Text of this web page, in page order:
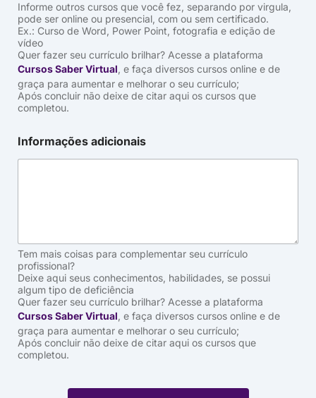
Informe outros cursos que você fez, separando por virgula,
pode ser online ou presencial, com ou sem certificado.
Ex.: Curso de Word, Power Point, fotografia e edição de
vídeo
Quer fazer seu currículo brilhar? Acesse a plataforma
Cursos Saber Virtual , e faça diversos cursos online e de
graça para aumentar e melhorar o seu currículo;
Após concluir não deixe de citar aqui os cursos que
completou.
Informações adicionais
Tem mais coisas para complementar seu currículo
profissional?
Deixe aqui seus conhecimentos, habilidades, se possui
algum tipo de deficiência
Quer fazer seu currículo brilhar? Acesse a plataforma
Cursos Saber Virtual , e faça diversos cursos online e de
graça para aumentar e melhorar o seu currículo;
Após concluir não deixe de citar aqui os cursos que
completou.